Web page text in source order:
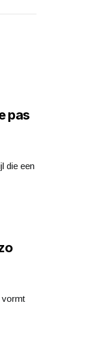
pas
die een
vormt